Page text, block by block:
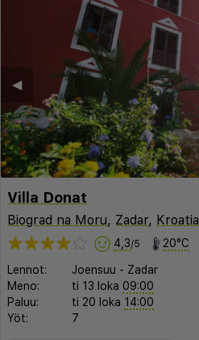
◀︎
Villa Donat
Biograd na Moru, Zadar, Kroatia
4,3/5 20°C
Lennot: Joensuu - Zadar
Meno:
ti 13 loka 09:00
Paluu:
ti 20 loka 14:00
Yöt:
7